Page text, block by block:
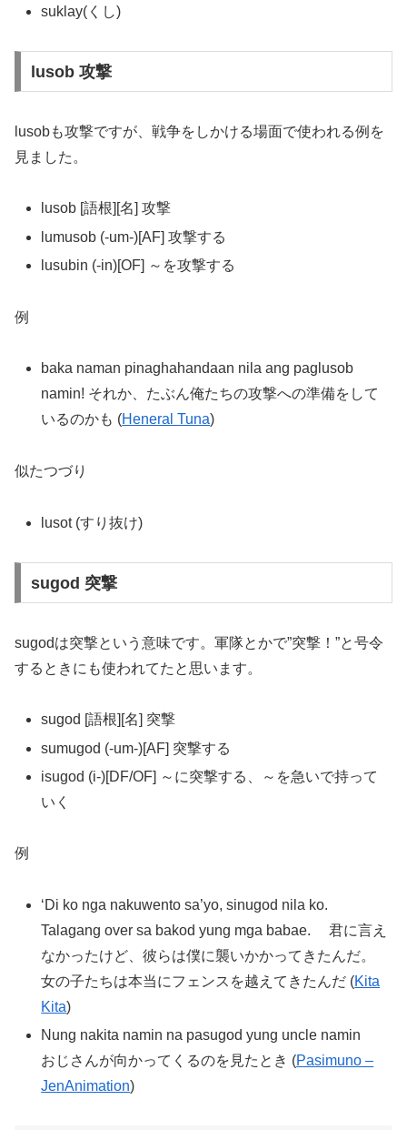
suklay(くし)
lusob 攻撃
lusobも攻撃ですが、戦争をしかける場面で使われる例を
見ました。
lusob [語根][名] 攻撃
lumusob (-um-)[AF] 攻撃する
lusubin (-in)[OF] ～を攻撃する
例
baka naman pinaghahandaan nila ang paglusob
namin! それか、たぶん俺たちの攻撃への準備をして
いるのかも (Heneral Tuna)
似たつづり
lusot (すり抜け)
sugod 突撃
sugodは突撃という意味です。軍隊とかで”突撃！”と号令
するときにも使われてたと思います。
sugod [語根][名] 突撃
sumugod (-um-)[AF] 突撃する
isugod (i-)[DF/OF] ～に突撃する、～を急いで持って
いく
例
‘Di ko nga nakuwento sa’yo, sinugod nila ko.
Talagang over sa bakod yung mga babae. 君に言え
なかったけど、彼らは僕に襲いかかってきたんだ。
女の子たちは本当にフェンスを越えてきたんだ (Kita
Kita)
Nung nakita namin na pasugod yung uncle namin
おじさんが向かってくるのを見たとき (Pasimuno –
JenAnimation)